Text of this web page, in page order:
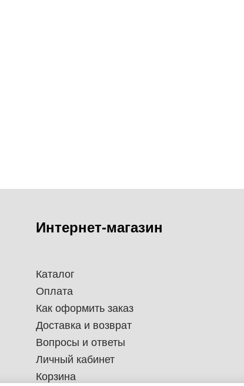
Интернет-магазин
Каталог
Оплата
Как оформить заказ
Доставка и возврат
Вопросы и ответы
Личный кабинет
Корзина